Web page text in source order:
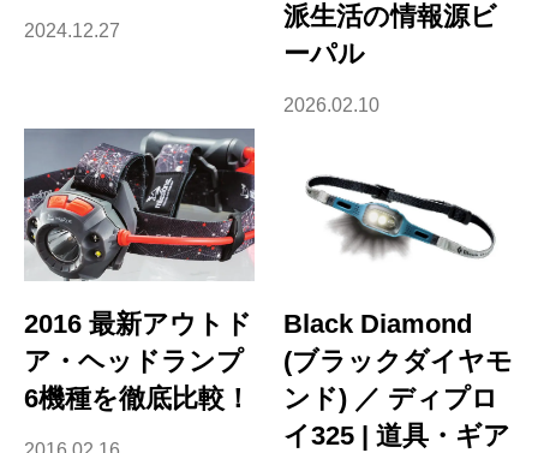
2024.12.27
派生活の情報源ビ
ーパル
2026.02.10
2016 最新アウトド
ア・ヘッドランプ
6機種を徹底比較！
Black Diamond
(ブラックダイヤモ
ンド) ／ ディプロ
イ325 | 道具・ギア